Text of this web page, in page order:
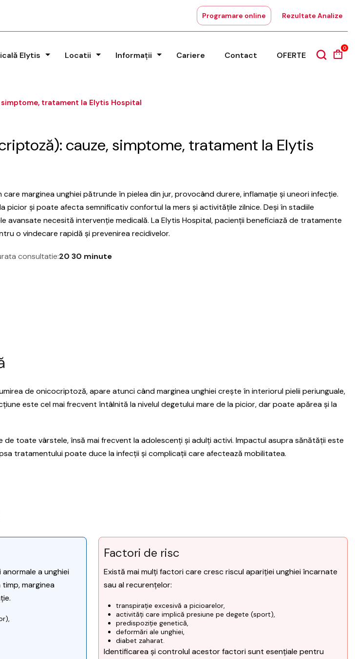
Programare online Rezultate Analize
Elytis Locatii Informații Cariere Contact OFERTE
0
tratament la Elytis Hospital
cauze, simptome, tratament la Elytis
marginea unghiei pătrunde în pielea din jur, provocând durere, inflamație și uneori infecție.
picior și poate afecta semnificativ confortul la mers și activitățile zilnice. Deși în stadiile
necesită intervenție medicală. La Elytis Hospital, pacienții beneficiază de tratamente
o vindecare rapidă și prevenirea recidivelor.
consultatie:20 30 minute
de onicocriptoză, apare atunci când marginea unghiei crește în interiorul pielii periunguale,
este cel mai frecvent întâlnită la nivelul degetului mare de la picior, dar poate apărea și la
toate vârstele, însă mai frecvent la adolescenți și adulți activi. Impactul asupra sănătății este
tratamentului poate duce la infecții și complicații care afectează mobilitatea.
a unghiei
marginea
Factori de risc
Există mai mulți factori care cresc riscul apariției unghiei încarnate
sau al recurențelor:
transpirație excesivă a picioarelor,
activități care implică presiune pe degete (sport),
predispoziție genetică,
deformări ale unghiei,
diabet zaharat.
Identificarea și controlul acestor factori sunt esențiale pentru